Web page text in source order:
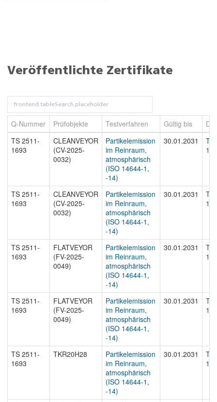
Veröffentlichte Zertifikate
Q-Nummer Prüfobjekte Testverfahren Gültig bis
TS 2511-
1693
CLEANVEYOR
(CV-2025-
0032)
Partikelemission
im Reinraum,
atmosphärisch
(ISO 14644-1,
-14)
30.01.2031
TS
TS 2511-
1693
CLEANVEYOR
(CV-2025-
0032)
Partikelemission
im Reinraum,
atmosphärisch
(ISO 14644-1,
-14)
30.01.2031
TS
TS 2511-
1693
FLATVEYOR
(FV-2025-
0049)
Partikelemission
im Reinraum,
atmosphärisch
(ISO 14644-1,
-14)
30.01.2031
TS
TS 2511-
1693
FLATVEYOR
(FV-2025-
0049)
Partikelemission
im Reinraum,
atmosphärisch
(ISO 14644-1,
-14)
30.01.2031
TS
TS 2511-
1693
TKR20H28
Partikelemission
im Reinraum,
atmosphärisch
(ISO 14644-1,
-14)
30.01.2031
TS